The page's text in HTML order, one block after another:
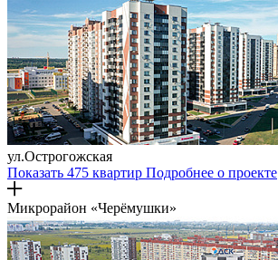
ул.Острогожская
Показать 475 квартир Подробнее о проекте
Микрорайон «Черёмушки»